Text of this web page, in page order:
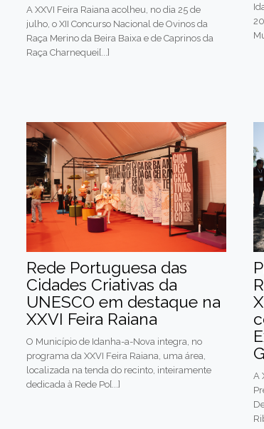
A XXVI Feira Raiana acolheu, no dia 25 de
julho, o XII Concurso Nacional de Ovinos da
Raça Merino da Beira Baixa e de Caprinos da
Raça Charnequei[...]
Rede Portuguesa das
Cidades Criativas da
UNESCO em destaque na
XXVI Feira Raiana
O Município de Idanha-a-Nova integra, no
programa da XXVI Feira Raiana, uma área,
localizada na tenda do recinto, inteiramente
dedicada à Rede Po[...]
A